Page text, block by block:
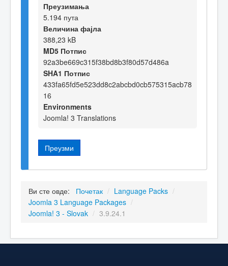
Преузимања
5.194 пута
Величина фајла
388,23 kB
MD5 Потпис
92a3be669c315f38bd8b3f80d57d486a
SHA1 Потпис
433fa65fd5e523dd8c2abcbd0cb575315acb78
16
Environments
Joomla! 3 Translations
Преузми
Ви сте овде: Почетак / Language Packs /
Joomla 3 Language Packages /
Joomla! 3 - Slovak / 3.9.24.1